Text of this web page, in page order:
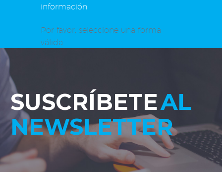
información
Por favor, seleccione una forma
válida
SUSCRÍBETEAL
NEWSLETTER